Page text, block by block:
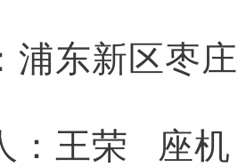
浦东新区枣
：王荣 座机